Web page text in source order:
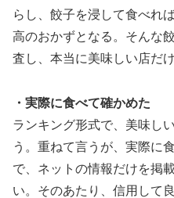
らし、餃子を浸して食べれ
高のおかずとなる。そんな
査し、本当に美味しい店だけ
・実際に食べて確かめた
ランキング形式で、美味し
う。重ねて言うが、実際に
で、ネットの情報だけを掲
い。そのあたり、信用して